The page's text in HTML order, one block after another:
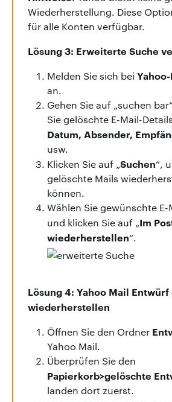
Wiederherstellung. Diese
für alle Konten verfügbar.
Lösung 3: Erweiterte Suche
Melden Sie sich bei
an.
Gehen Sie auf „suchen
Sie gelöschte E-Mail-
Datum, Absender,
usw.
Klicken Sie auf „Suchen“,
gelöschte Mails
können.
Wählen Sie gewünschte E-
und klicken Sie auf „Im
wiederherstellen“.
Lösung 4: Yahoo Mail
wiederherstellen
Öffnen Sie den Ordner
Yahoo Mail.
Überprüfen Sie den
Papierkorb>gelöschte
landen dort zuerst.